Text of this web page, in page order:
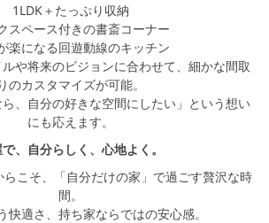
1LDK＋たっぷり収納
スペース付きの書斎コーナー
楽になる回遊動線のキッチン
や将来のビジョンに合わせて、細かな間取
りのカスタマイズが可能。
ら、自分の好きな空間にしたい」という想い
にも応えます。
、自分らしく、心地よく。
こそ、「自分だけの家」で過ごす贅沢な時
間。
快適さ、持ち家ならではの安心感。